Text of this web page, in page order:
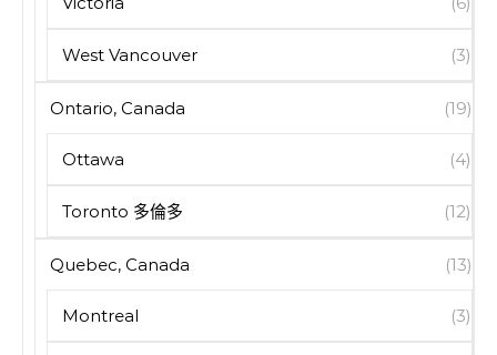
West Vancouver (3)
Ontario, Canada (19)
Ottawa (4)
Toronto 多倫多 (12)
Quebec, Canada (13)
Montreal (3)